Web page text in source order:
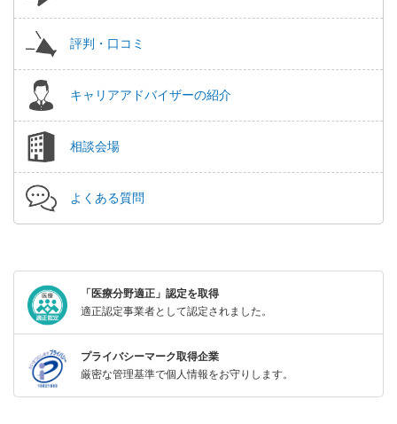
評判・口コミ
キャリアアドバイザーの紹介
相談会場
よくある質問
「医療分野適正」認定を取得
適正認定事業者として認定されました。
プライバシーマーク取得企業
厳密な管理基準で個人情報をお守りします。